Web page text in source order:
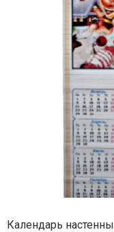
Календарь